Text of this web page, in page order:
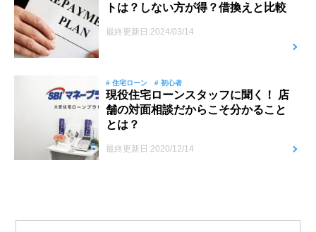
トは？しない方が得？借換えと比較
最終更新日:2024/03/14
# 住宅ローン # 初心者
現役住宅ローンスタッフに聞く！ 店
舗の対面相談だからこそ分かること
とは？
最終更新日:2020/12/14